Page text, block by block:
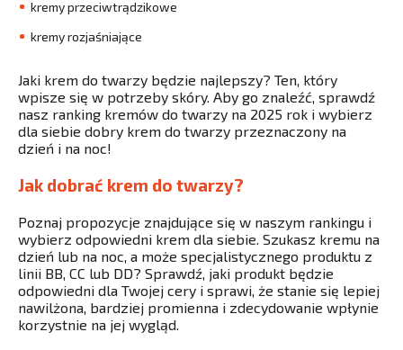
kremy przeciwtrądzikowe
kremy rozjaśniające
Jaki krem do twarzy będzie najlepszy? Ten, który
wpisze się w potrzeby skóry. Aby go znaleźć, sprawdź
nasz ranking kremów do twarzy na 2025 rok i wybierz
dla siebie dobry krem do twarzy przeznaczony na
dzień i na noc!
Jak dobrać krem do twarzy?
Poznaj propozycje znajdujące się w naszym rankingu i
wybierz odpowiedni krem dla siebie. Szukasz kremu na
dzień lub na noc, a może specjalistycznego produktu z
linii BB, CC lub DD? Sprawdź, jaki produkt będzie
odpowiedni dla Twojej cery i sprawi, że stanie się lepiej
nawilżona, bardziej promienna i zdecydowanie wpłynie
korzystnie na jej wygląd.